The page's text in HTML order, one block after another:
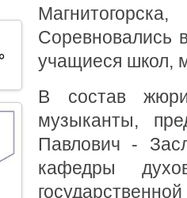
Соревновались
учащиеся школ,
В состав
музыканты,
Павлович -
кафедры